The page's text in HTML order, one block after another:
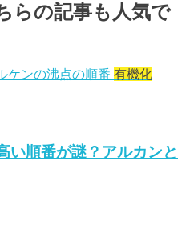
らの記事も人気で
有機化
い順番が謎？アルカンと